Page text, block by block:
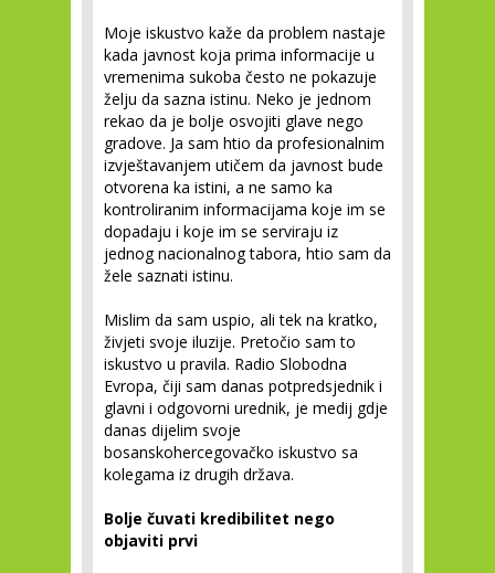
Moje iskustvo kaže da problem nastaje
kada javnost koja prima informacije u
vremenima sukoba često ne pokazuje
želju da sazna istinu. Neko je jednom
rekao da je bolje osvojiti glave nego
gradove. Ja sam htio da profesionalnim
izvještavanjem utičem da javnost bude
otvorena ka istini, a ne samo ka
kontroliranim informacijama koje im se
dopadaju i koje im se serviraju iz
jednog nacionalnog tabora, htio sam da
žele saznati istinu.
Mislim da sam uspio, ali tek na kratko,
živjeti svoje iluzije. Pretočio sam to
iskustvo u pravila. Radio Slobodna
Evropa, čiji sam danas potpredsjednik i
glavni i odgovorni urednik, je medij gdje
danas dijelim svoje
bosanskohercegovačko iskustvo sa
kolegama iz drugih država.
Bolje čuvati kredibilitet nego
objaviti prvi